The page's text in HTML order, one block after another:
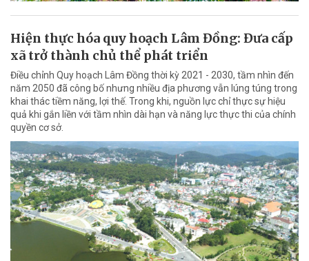
Hiện thực hóa quy hoạch Lâm Đồng: Đưa cấp
xã trở thành chủ thể phát triển
Điều chỉnh Quy hoạch Lâm Đồng thời kỳ 2021 - 2030, tầm nhìn đến
năm 2050 đã công bố nhưng nhiều địa phương vẫn lúng túng trong
khai thác tiềm năng, lợi thế. Trong khi, nguồn lực chỉ thực sự hiệu
quả khi gắn liền với tầm nhìn dài hạn và năng lực thực thi của chính
quyền cơ sở.